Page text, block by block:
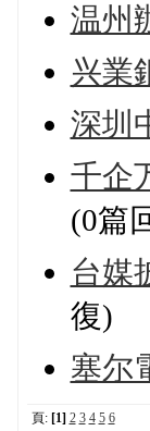
温州
兴業
深圳
千企
(0篇
台媒
復)
塞尔
頁: [1] 2 3 4 5 6